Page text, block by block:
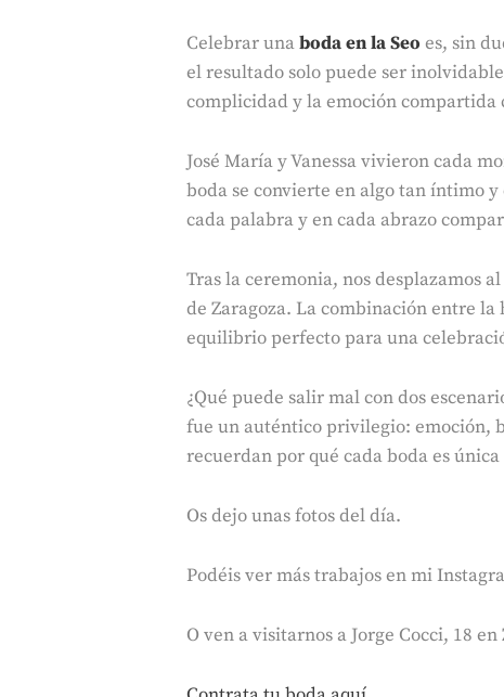
Celebrar unaboda en la Seo es, sin
el resultado solo puede ser
complicidad y la emoción compartida
José María y Vanessa vivieron cada
boda se convierte en algo tan íntimo
cada palabra y en cada abrazo
Tras la ceremonia, nos desplazamos
de Zaragoza. La combinación entre
equilibrio perfecto para una
¿Qué puede salir mal con dos
fue un auténtico privilegio: emoción,
recuerdan por qué cada boda es
Os dejo unas fotos del día.
Podéis ver más trabajos en mi
O ven a visitarnos a Jorge Cocci, 18